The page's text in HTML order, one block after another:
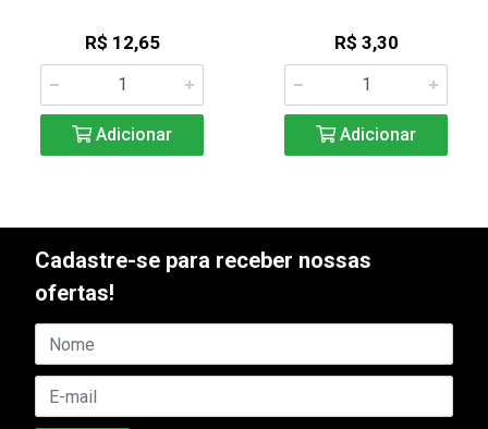
R$ 12,65
Adicionar
R$ 3,30
Adicionar
Cadastre-se para receber nossas
ofertas!